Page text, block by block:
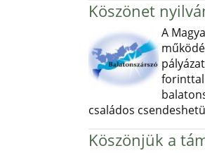
Köszönet
A
családos
Köszönjük a